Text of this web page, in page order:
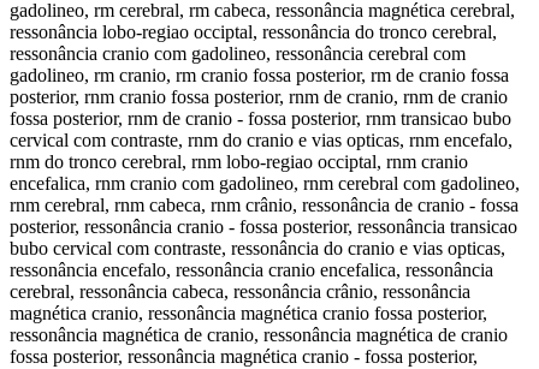
gadolineo, rm cerebral, rm cabeca, ressonância magnética cerebral,
ressonância lobo-regiao occiptal, ressonância do tronco cerebral,
ressonância cranio com gadolineo, ressonância cerebral com
gadolineo, rm cranio, rm cranio fossa posterior, rm de cranio fossa
posterior, rnm cranio fossa posterior, rnm de cranio, rnm de cranio
fossa posterior, rnm de cranio - fossa posterior, rnm transicao bubo
cervical com contraste, rnm do cranio e vias opticas, rnm encefalo,
rnm do tronco cerebral, rnm lobo-regiao occiptal, rnm cranio
encefalica, rnm cranio com gadolineo, rnm cerebral com gadolineo,
rnm cerebral, rnm cabeca, rnm crânio, ressonância de cranio - fossa
posterior, ressonância cranio - fossa posterior, ressonância transicao
bubo cervical com contraste, ressonância do cranio e vias opticas,
ressonância encefalo, ressonância cranio encefalica, ressonância
cerebral, ressonância cabeca, ressonância crânio, ressonância
magnética cranio, ressonância magnética cranio fossa posterior,
ressonância magnética de cranio, ressonância magnética de cranio
fossa posterior, ressonância magnética cranio - fossa posterior,